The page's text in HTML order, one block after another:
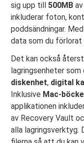
sig upp till500MB
inkluderar foton,
poddsändningar.
data som du
Det kan också
lagringsenheter som
diskenhet, digital
Inklusive Mac-
applikationen
av Recovery Vault
alla lagringsverktyg.